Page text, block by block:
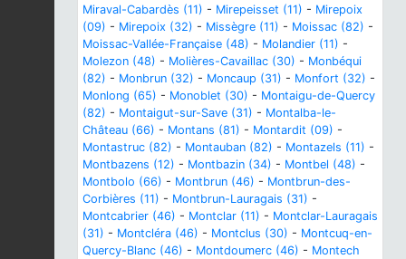
Miraval-Cabardès (11) - Mirepeisset (11) - Mirepoix
(09) - Mirepoix (32) - Missègre (11) - Moissac (82) -
Moissac-Vallée-Française (48) - Molandier (11) -
Molezon (48) - Molières-Cavaillac (30) - Monbéqui
(82) - Monbrun (32) - Moncaup (31) - Monfort (32) -
Monlong (65) - Monoblet (30) - Montaigu-de-Quercy
(82) - Montaigut-sur-Save (31) - Montalba-le-
Château (66) - Montans (81) - Montardit (09) -
Montastruc (82) - Montauban (82) - Montazels (11) -
Montbazens (12) - Montbazin (34) - Montbel (48) -
Montbolo (66) - Montbrun (46) - Montbrun-des-
Corbières (11) - Montbrun-Lauragais (31) -
Montcabrier (46) - Montclar (11) - Montclar-Lauragais
(31) - Montcléra (46) - Montclus (30) - Montcuq-en-
Quercy-Blanc (46) - Montdoumerc (46) - Montech